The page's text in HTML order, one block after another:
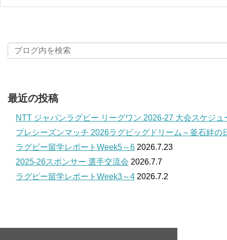
最近の投稿
NTT ジャパンラグビー リーグワン 2026-27 大会スケジュ
プレシーズンマッチ 2026ラグビッグドリーム～釜石絆の
ラグビー留学レポートWeek5～6 2026.7.23
2025-26スポンサー 選手交流会 2026.7.7
ラグビー留学レポートWeek3～4 2026.7.2